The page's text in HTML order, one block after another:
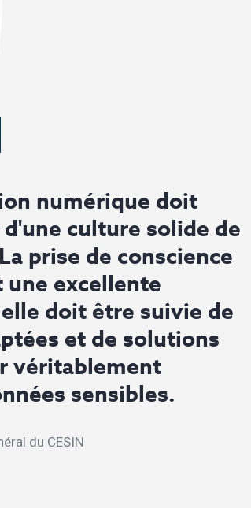
numérique doit
culture solide de
prise de conscience
une excellente
doit être suivie de
et de solutions
véritablement
sensibles.
du CESIN